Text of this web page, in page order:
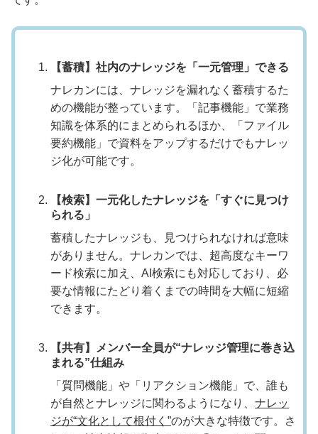
【蓄積】社内のナレッジを「一元管理」できる
ナレカンには、ナレッジを漏れなく蓄積するた
めの機能が整っています。「記事機能」で業務
知識を体系的にまとめられるほか、「ファイル
要約機能」で資料をアップするだけでもナレッ
ジ化が可能です。
【検索】一元化したナレッジを「すぐに見つけ
られる」
蓄積したナレッジも、見つけられなければ意味
がありません。ナレカンでは、超高度なキーワ
ード検索に加え、AI検索にも対応しており、必
要な情報にたどり着くまでの時間を大幅に短縮
できます。
【共有】メンバー全員が“ナレッジ管理に巻き込
まれる”仕組み
「質問機能」や「リアクション機能」で、誰も
が自然とナレッジに関わるようになり、 ナレッ
ジが“文化として根付く”のが大きな特徴です。さ